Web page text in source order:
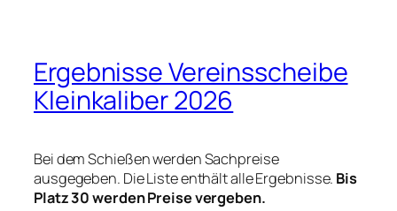
Ergebnisse Vereinsscheibe
Kleinkaliber 2026
Bei dem Schießen werden Sachpreise
ausgegeben. Die Liste enthält alle Ergebnisse. Bis
Platz 30 werden Preise vergeben.